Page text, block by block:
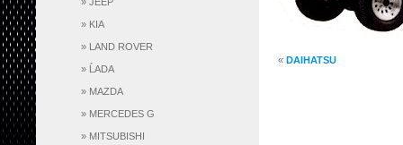
» KIA
» LAND ROVER
» ĹADA
» MAZDA
» MERCEDES G
» MITSUBISHI
« DAIHATSU